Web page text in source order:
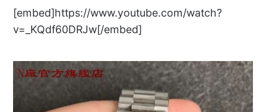
[embed]https://www.youtube.com/watch?
v=_KQdf60DRJw[/embed]